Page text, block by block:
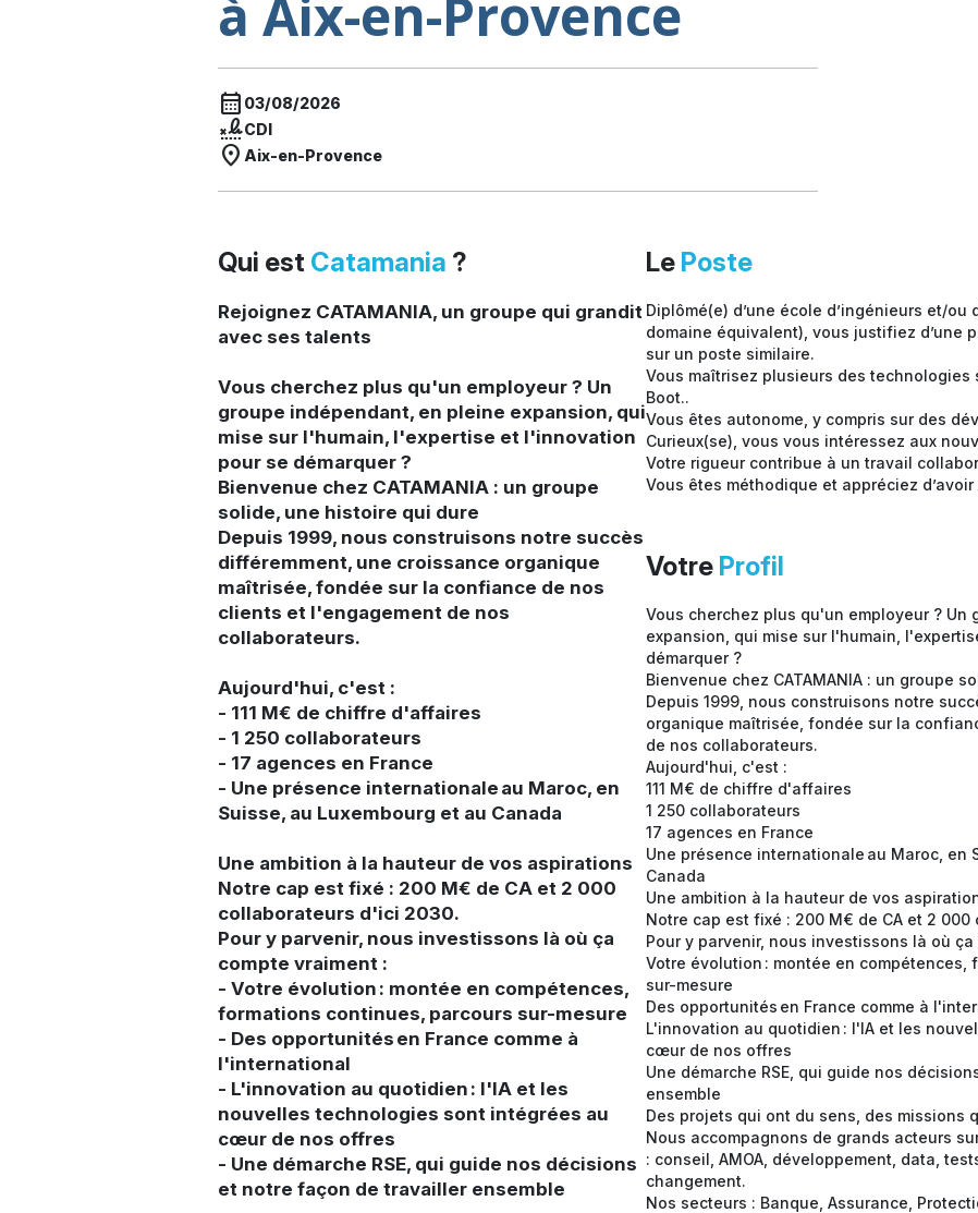
à Aix-en-Provence
calendar_month 03/08/2026
signatureCDI
location_on Aix-en-Provence
Qui est Catamania ?
Rejoignez CATAMANIA, un groupe qui grandit
avec ses talents
Vous cherchez plus qu'un employeur ? Un
groupe indépendant, en pleine expansion, qui
mise sur l'humain, l'expertise et l'innovation
pour se démarquer ?
Bienvenue chez CATAMANIA : un groupe
solide, une histoire qui dure
Depuis 1999, nous construisons notre succès
différemment, une croissance organique
maîtrisée, fondée sur la confiance de nos
clients et l'engagement de nos
collaborateurs.
Aujourd'hui, c'est :
- 111 M€ de chiffre d'affaires
- 1 250 collaborateurs
- 17 agences en France
- Une présence internationale au Maroc, en
Suisse, au Luxembourg et au Canada
Une ambition à la hauteur de vos aspirations
Notre cap est fixé : 200 M€ de CA et 2 000
collaborateurs d'ici 2030.
Pour y parvenir, nous investissons là où ça
compte vraiment :
- Votre évolution : montée en compétences,
formations continues, parcours sur-mesure
- Des opportunités en France comme à
l'international
- L'innovation au quotidien : l'IA et les
nouvelles technologies sont intégrées au
cœur de nos offres
- Une démarche RSE, qui guide nos décisions
et notre façon de travailler ensemble
Le Poste
Diplômé(e) d’une école d’ingénieurs et/ou
domaine équivalent), vous justifiez d’une
sur un poste similaire.
Vous maîtrisez plusieurs des technologies
Boot..
Vous êtes autonome, y compris sur des
Curieux(se), vous vous intéressez aux
Votre rigueur contribue à un travail
Vous êtes méthodique et appréciez
Votre Profil
Vous cherchez plus qu'un employeur ?
expansion, qui mise sur l'humain,
démarquer ?
Bienvenue chez CATAMANIA : un groupe
Depuis 1999, nous construisons notre
organique maîtrisée, fondée sur la
de nos collaborateurs.
Aujourd'hui, c'est :
111 M€ de chiffre d'affaires
1 250 collaborateurs
17 agences en France
Une présence internationale au Maroc, en
Canada
Une ambition à la hauteur de vos
Notre cap est fixé : 200 M€ de CA et 2
Pour y parvenir, nous investissons là où
Votre évolution : montée en compétences,
sur-mesure
Des opportunités en France comme à
L'innovation au quotidien : l'IA et les
cœur de nos offres
Une démarche RSE, qui guide nos
ensemble
Des projets qui ont du sens, des missions
Nous accompagnons de grands acteurs
: conseil, AMOA, développement, data,
changement.
Nos secteurs : Banque, Assurance,